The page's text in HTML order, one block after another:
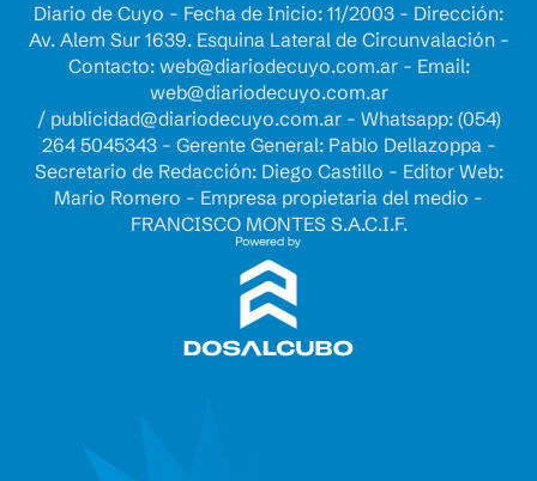
Diario de Cuyo - Fecha de Inicio: 11/2003 - Dirección:
Av. Alem Sur 1639. Esquina Lateral de Circunvalación -
Contacto: web@diariodecuyo.com.ar- Email:
web@diariodecuyo.com.ar
/ publicidad@diariodecuyo.com.ar- Whatsapp: (054)
264 5045343 - Gerente General: Pablo Dellazoppa -
Secretario de Redacción: Diego Castillo - Editor Web:
Mario Romero - Empresa propietaria del medio -
FRANCISCO MONTES S.A.C.I.F.